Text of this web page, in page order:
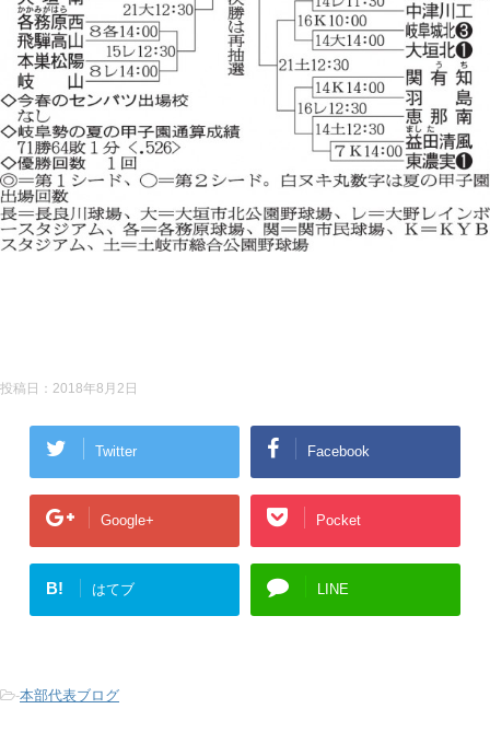
投稿日： 2018年8月2日
Twitter Facebook
Google+ Pocket
B! はてブ LINE
-本部代表ブログ